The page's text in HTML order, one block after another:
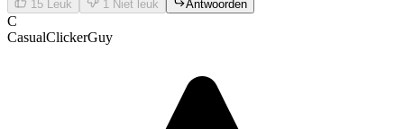
15 Leuk 1 Niet leuk Antwoorden
C
CasualClickerGuy